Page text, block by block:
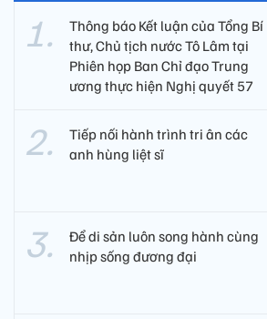
Thông báo Kết luận của Tổng Bí
thư, Chủ tịch nước Tô Lâm tại
Phiên họp Ban Chỉ đạo Trung
ương thực hiện Nghị quyết 57
Tiếp nối hành trình tri ân các
anh hùng liệt sĩ ​
Để di sản luôn song hành cùng
nhịp sống đương đại